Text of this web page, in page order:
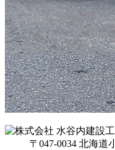
〒047-0034 北海道